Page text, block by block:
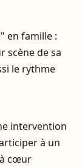
en famille :
scène de sa
le rythme
intervention
à un
cœur